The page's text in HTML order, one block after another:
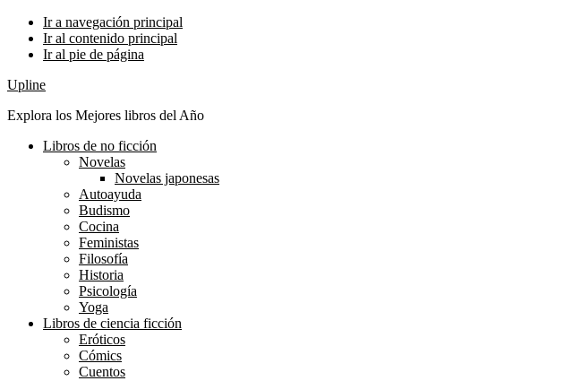
Ir a navegación principal
Ir al contenido principal
Ir al pie de página
Upline
Explora los Mejores libros del Año
Libros de no ficción
Novelas
Novelas japonesas
Autoayuda
Budismo
Cocina
Feministas
Filosofía
Historia
Psicología
Yoga
Libros de ciencia ficción
Eróticos
Cómics
Cuentos